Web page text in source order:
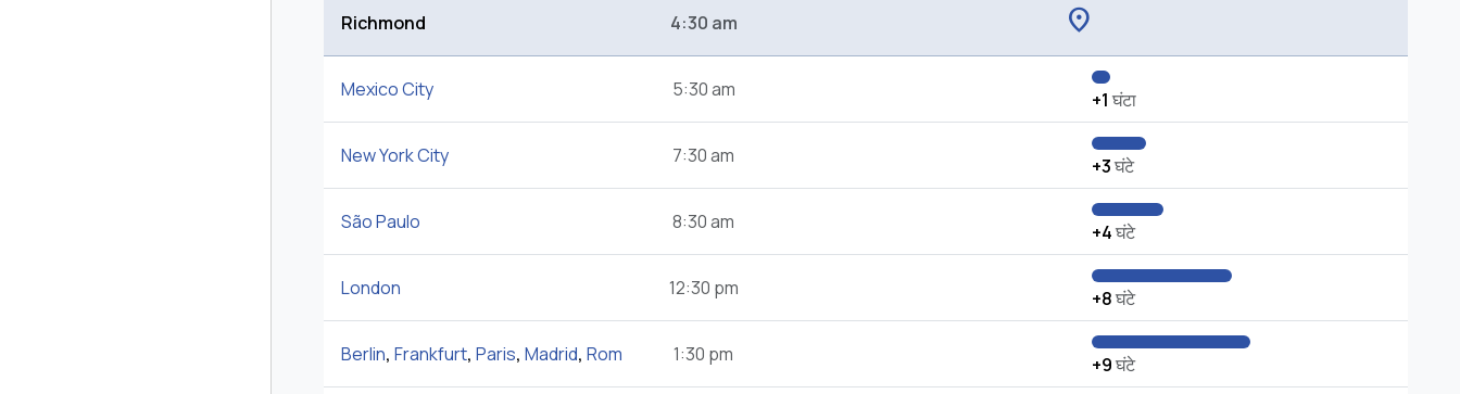
Richmond 4:30 am location_on
Mexico City 5:30 am +1 घंटा
New York City 7:30 am +3घंटे
São Paulo 8:30 am +4घंटे
London 12:30 pm +8घंटे
Berlin, Frankfurt, Paris, Madrid, Rom 1:30 pm +9घंटे